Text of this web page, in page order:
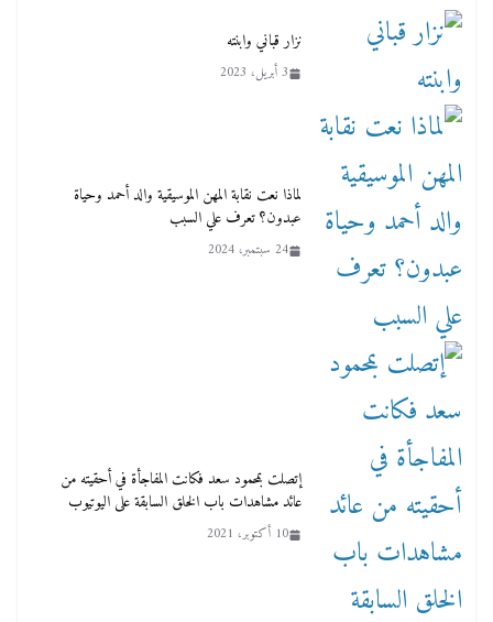
نزار قباني وابنته
3 أبريل، 2023
لماذا نعت نقابة المهن الموسيقية والد أحمد وحياة
عبدون؟ تعرف علي السبب
24 سبتمبر، 2024
إتصلت بمحمود سعد فكانت المفاجأة في أحقيته من
عائد مشاهدات باب الخلق السابقة على اليوتيوب
10 أكتوبر، 2021